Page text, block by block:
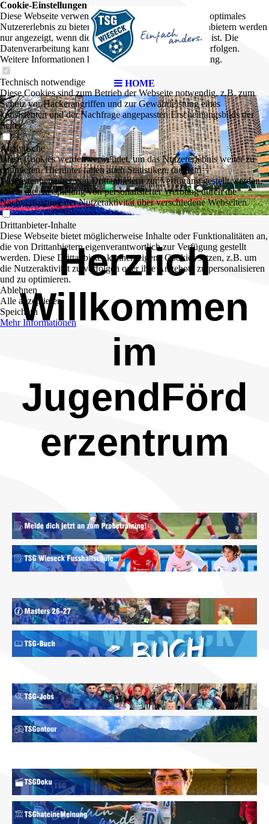
HOME
Herzlich
Willkommen
im
JugendFörd
erzentrum
Cookie-Einstellungen
Diese Webseite verwendet Cookies, um Besuchern ein optimales
Nutzererlebnis zu bieten. Bestimmte Inhalte von Drittanbietern werden
nur angezeigt, wenn die entsprechende Option aktiviert ist. Die
Datenverarbeitung kann dann auch in einem Drittland erfolgen.
Weitere Informationen hierzu in der Datenschutzerklärung.
Technisch notwendige
Diese Cookies sind zum Betrieb der Webseite notwendig, z.B. zum
Schutz vor Hackerangriffen und zur Gewährleistung eines
konsistenten und der Nachfrage angepassten Erscheinungsbilds der
Seite.
Analytische
Diese Cookies werden verwendet, um das Nutzererlebnis weiter zu
optimieren. Hierunter fallen auch Statistiken, die dem
Webseitenbetreiber von Drittanbietern zur Verfügung gestellt werden,
sowie die Ausspielung von personalisierter Werbung durch die
Nachverfolgung der Nutzeraktivität über verschiedene Webseiten.
Drittanbieter-Inhalte
Diese Webseite bietet möglicherweise Inhalte oder Funktionalitäten an,
die von Drittanbietern eigenverantwortlich zur Verfügung gestellt
werden. Diese Drittanbieter können eigene Cookies setzen, z.B. um
die Nutzeraktivität zu verfolgen oder ihre Angebote zu personalisieren
und zu optimieren.
Ablehnen
Alle akzeptieren
Speichern
Mehr Informationen